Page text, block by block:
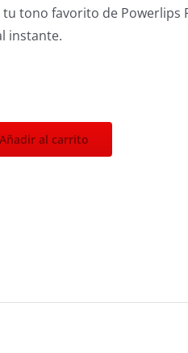
tono favorito de Powerlips
instante.
Añadir al carrito